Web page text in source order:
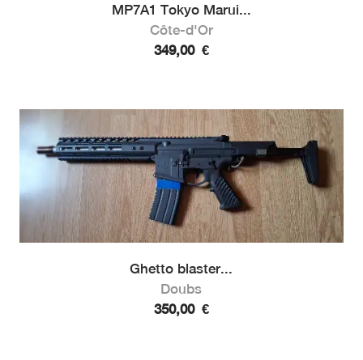
MP7A1 Tokyo Marui...
Côte-d'Or
349,00 €
Ghetto blaster...
Doubs
350,00 €